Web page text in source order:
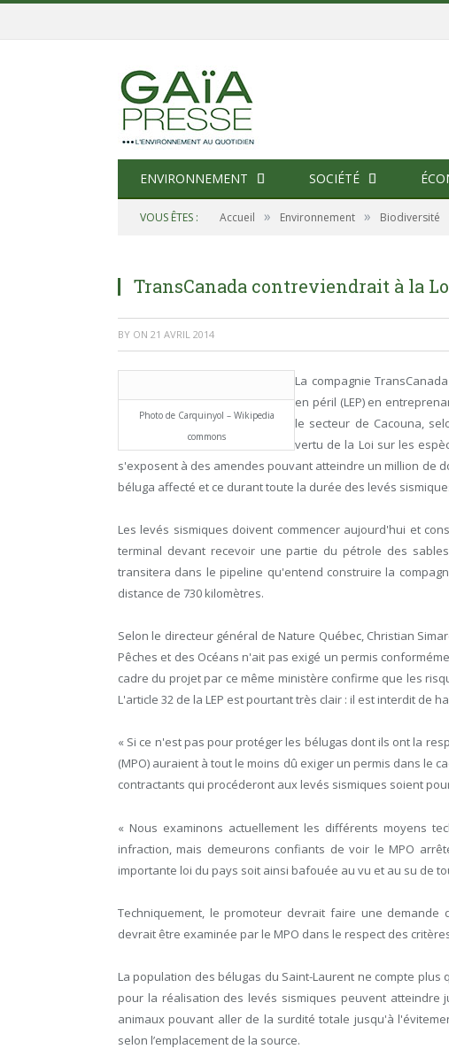
ENVIRONNEMENT SOCIÉTÉ
VOUS ÊTES : Accueil » Environnement » Biodiversité
TransCanada contreviendrait à la
BY ON 21 AVRIL 2014
Photo de Carquinyol – Wikipedia
commons
La compagnie
en péril (LEP) en
le secteur de Cacouna,
vertu de la Loi sur les
s'exposent à des amendes pouvant atteindre un million de
béluga affecté et ce durant toute la durée des levés
Les levés sismiques doivent commencer aujourd'hui et
terminal devant recevoir une partie du pétrole des
transitera dans le pipeline qu'entend construire la
distance de 730 kilomètres.
Selon le directeur général de Nature Québec, Christian
Pêches et des Océans n'ait pas exigé un permis
cadre du projet par ce même ministère confirme que les
L'article 32 de la LEP est pourtant très clair : il est interdit de
« Si ce n'est pas pour protéger les bélugas dont ils ont la
(MPO) auraient à tout le moins dû exiger un permis dans le
contractants qui procéderont aux levés sismiques soient
« Nous examinons actuellement les différents moyens
infraction, mais demeurons confiants de voir le MPO
importante loi du pays soit ainsi bafouée au vu et au su de
Techniquement, le promoteur devrait faire une demande
devrait être examinée par le MPO dans le respect des
La population des bélugas du Saint-Laurent ne compte plus
pour la réalisation des levés sismiques peuvent atteindre
animaux pouvant aller de la surdité totale jusqu'à
selon l’emplacement de la source.